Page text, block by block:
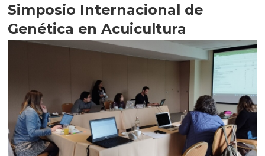
Simposio Internacional de
Genética en Acuicultura